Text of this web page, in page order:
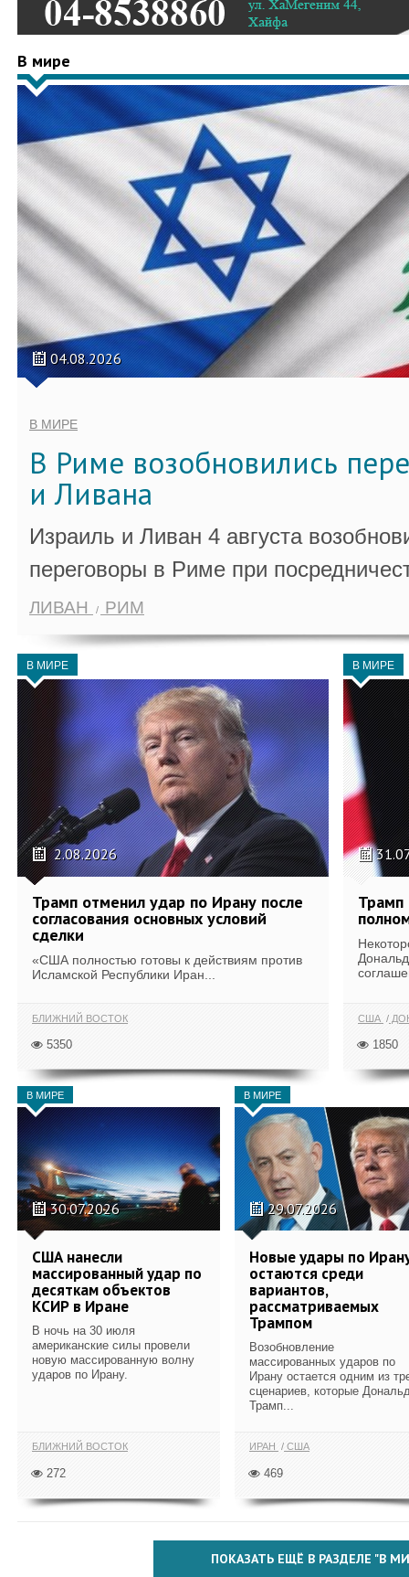
В мире
04.08.2026
В МИРЕ
В Риме возобновились
и Ливана
Израиль и Ливан 4 августа
переговоры в Риме при
ЛИВАН РИМ
В МИРЕ
2.08.2026
Трамп отменил удар по Ирану после
согласования основных условий
сделки
«США полностью готовы к действиям против
Исламской Республики Иран...
БЛИЖНИЙ ВОСТОК
5350
В МИРЕ
Трамп
США
1850
В МИРЕ
30.07.2026
США нанесли
массированный удар по
десяткам объектов
КСИР в Иране
В ночь на 30 июля
американские силы провели
новую массированную волну
ударов по Ирану.
БЛИЖНИЙ ВОСТОК
272
В МИРЕ
29.07.2026
Новые удары по
остаются среди
вариантов,
рассматриваемых
Трампом
Возобновление
массированных ударов по
Ирану остается одним из
сценариев, которые
Трамп...
ИРАН США
469
ПОКАЗАТЬ ЕЩЁ В РАЗДЕЛЕ "В